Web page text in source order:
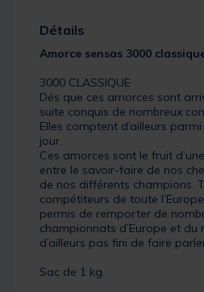
Détails
Amorce sensas 3000
3000 CLASSIQUE
Dés que ces amorces sont
suite conquis de nombreux
Elles comptent d’ailleurs
jour.
Ces amorces sont le fruit
entre le savoir-faire de nos
de nos différents champions.
compétiteurs de toute
permis de remporter de
championnats d’Europe et du
d’ailleurs pas fini de faire
Sac de 1 kg.